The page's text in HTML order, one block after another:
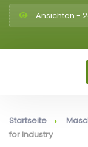
Ansichten -
Startseite
for Industry